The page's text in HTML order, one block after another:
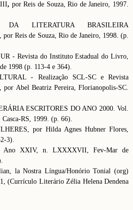
, por Reis de Souza, Rio de Janeiro, 1997.
DA LITERATURA BRASILEIRA
Reis de Souza, Rio de Janeiro, 1998. (p.
- Revista do Instituto Estadual do Livro,
1998 (p. 113-4 e 364).
- Realização SCL-SC e Revista
Abel Beatriz Pereira, Florianopolis-SC.
ESCRITORES DO ANO 2000. Vol.
RS, 1999. (p. 66).
por Hilda Agnes Hubner Flores,
3).
Ano XXIV, n. LXXXXVII, Fev-Mar de
la Nostra Língua/Honório Tonial (org)
(Currículo Literário Zélia Helena Dendena